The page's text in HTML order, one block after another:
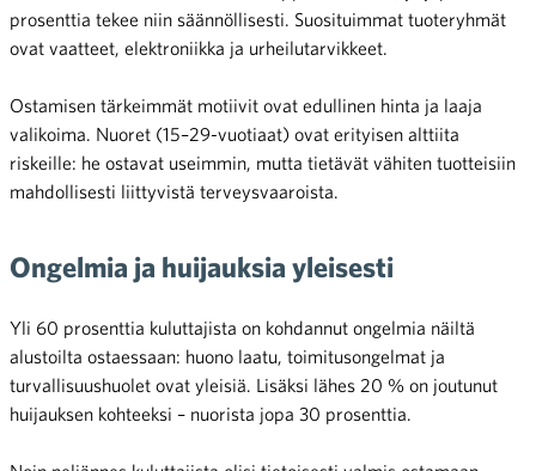
prosenttia tekee niin säännöllisesti. Suosituimmat tuoteryhmät
ovat vaatteet, elektroniikka ja urheilutarvikkeet.
Ostamisen tärkeimmät motiivit ovat edullinen hinta ja laaja
valikoima. Nuoret (15–29-vuotiaat) ovat erityisen alttiita
riskeille: he ostavat useimmin, mutta tietävät vähiten tuotteisiin
mahdollisesti liittyvistä terveysvaaroista.
Ongelmia ja huijauksia yleisesti
Yli 60 prosenttia kuluttajista on kohdannut ongelmia näiltä
alustoilta ostaessaan: huono laatu, toimitusongelmat ja
turvallisuushuolet ovat yleisiä. Lisäksi lähes 20 % on joutunut
huijauksen kohteeksi – nuorista jopa 30 prosenttia.